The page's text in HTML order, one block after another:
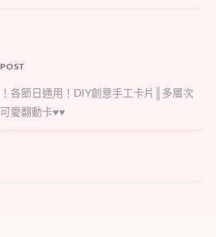
POST
！各節日通用！DIY創意手工卡片║多層次
可愛翻動卡♥♥